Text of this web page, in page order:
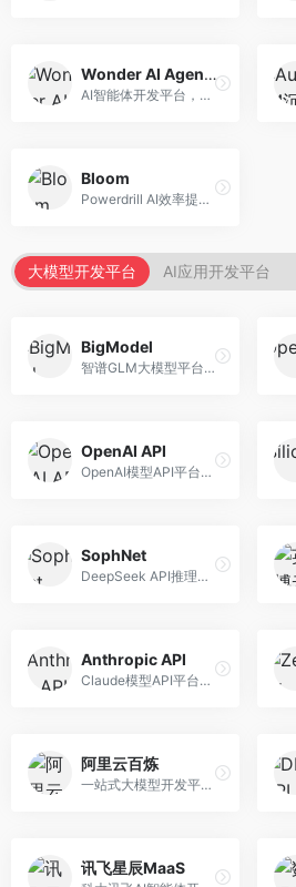
Wonder AI Agents
AI智能体开发平台，专注于低代码智能体创建。面向开发者，提供可视化开发、模板库、部署服务等功能，开发门槛低。
Bloom
Powerdrill AI效率提升平台，专注于企业智能化。面向企业用户，提供智能体创建、流程自动化、数据分析等服务，企业效率提升显著。
大模型开发平台 AI应用开发平台
BigModel
智谱GLM大模型平台，提供API调用与模型服务。面向开发者和企业用户，提供GLM系列模型API、微调服务、应用开发工具等，开源生态完善。
OpenAI API
OpenAI模型API平台，提供GPT系列模型服务。面向开发者，提供模型API、微调服务、Assistants API等，是AI开发领域的基础设施。
SophNet
DeepSeek API推理平台，专注于DeepSeek模型服务。面向开发者，提供DeepSeek模型API、高性能推理、低成本服务，推理效率高。
Anthropic API
Claude模型API平台，专注于安全可靠的AI服务。面向开发者，提供Claude系列模型API、安全特性、企业级服务等，API质量高。
阿里云百炼
一站式大模型开发平台，深度整合阿里云服务。面向企业开发者和AI团队，提供模型训练、微调、部署、应用开发等全流程服务，企业级功能完善。
讯飞星辰MaaS